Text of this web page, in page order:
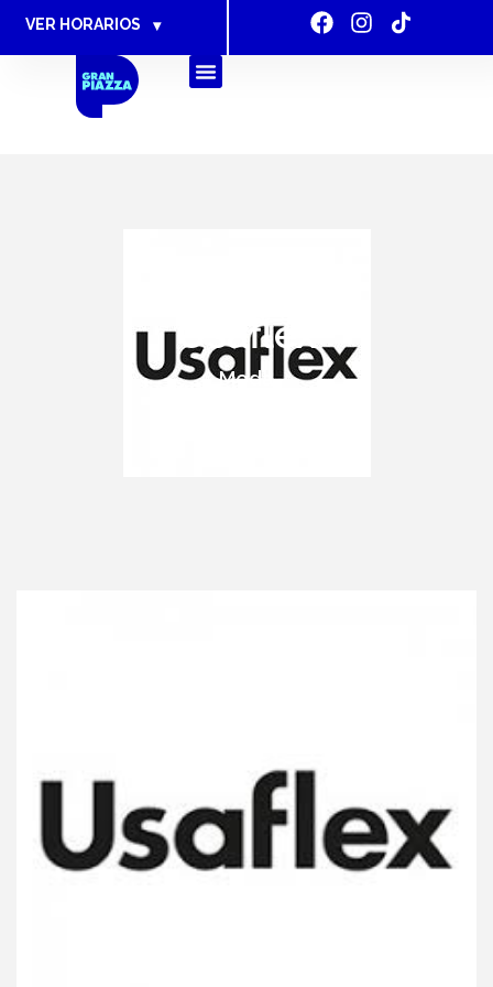
VER HORARIOS ▾
Usaflex
Moda